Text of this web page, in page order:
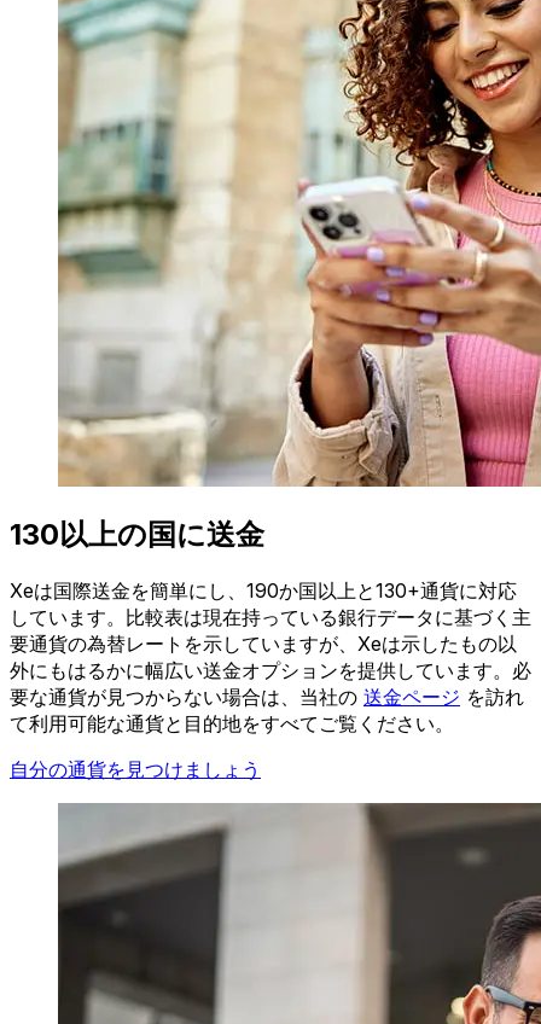
130以上の国に送金
Xeは国際送金を簡単にし、190か国以上と130+通貨に対応
しています。比較表は現在持っている銀行データに基づく主
要通貨の為替レートを示していますが、Xeは示したもの以
外にもはるかに幅広い送金オプションを提供しています。必
要な通貨が見つからない場合は、当社の 送金ページ を訪れ
て利用可能な通貨と目的地をすべてご覧ください。
自分の通貨を見つけましょう